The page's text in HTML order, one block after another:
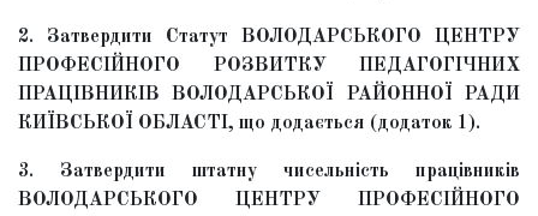
2. Затвердити Статут ВОЛОДАРСЬКОГО ЦЕНТРУ
ПРОФЕСІЙНОГО РОЗВИТКУ ПЕДАГОГІЧНИХ
ПРАЦІВНИКІВ ВОЛОДАРСЬКОЇ РАЙОННОЇ РАДИ
КИЇВСЬКОЇ ОБЛАСТІ, що додається (додаток 1).
3. Затвердити штатну чисельність працівників
ВОЛОДАРСЬКОГО ЦЕНТРУ ПРОФЕСІЙНОГО